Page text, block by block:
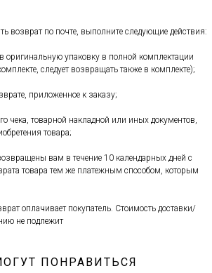
возврат по почте, выполните следующие действия:
оригинальную упаковку в полной комплектации
следует возвращать также в комплекте);
приложенное к заказу;
чека, товарной накладной или иных документов,
товара;
вам в течение 10 календарных дней с
товара тем же платежным способом, которым
оплачивает покупатель. Стоимость доставки/
не подлежит
ПОНРАВИТЬСЯ